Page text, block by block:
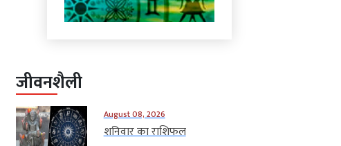
जीवनशैली
August 08, 2026
शनिवार का राशिफल